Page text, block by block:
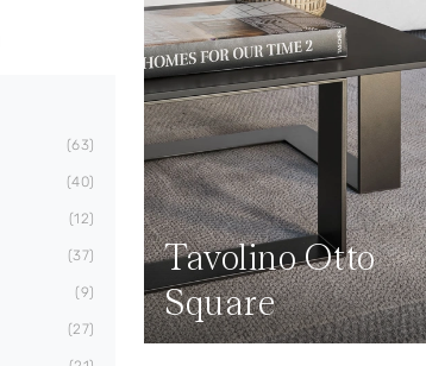
63
40
12
37
9
27
Tavolino Otto
Square